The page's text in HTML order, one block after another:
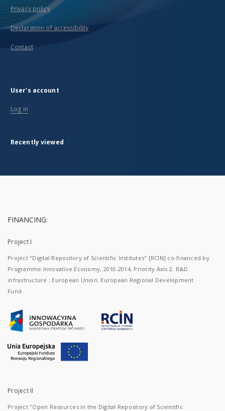
Privacy policy
Declaration of accessibility
Contact
User's account
Log in
Recently viewed
FINANCING:
Project I
Project "Digital Repository of Scientific Institutes" [RCIN] co-financed by
Programme Innovative Economy, 2010-2014, Priority Axis 2. R&D
infrastructure ; European Union. European Regional Development
Fund.
Project II
Project "Open Resources in the Digital Repository of Scientific